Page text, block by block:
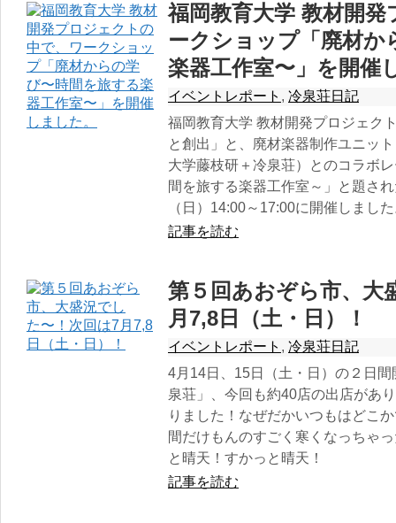
福岡教育大学 教材開
ークショップ「廃材か
楽器工作室〜」を開催
イベントレポート , 冷泉荘日記
福岡教育大学 教材開発プロジェク
と創出」と、廃材楽器制作ユニッ
大学藤枝研＋冷泉荘）とのコラボ
間を旅する楽器工作室～」と題さ
（日）14:00～17:00に開催しまし
記事を読む
第５回あおぞら市、大
月7,8日（土・日）！
イベントレポート , 冷泉荘日記
4月14日、15日（土・日）の２日
泉荘」、今回も約40店の出店があ
りました！なぜだかいつもはどこ
間だけもんのすごく寒くなっちゃ
と晴天！すかっと晴天！
記事を読む